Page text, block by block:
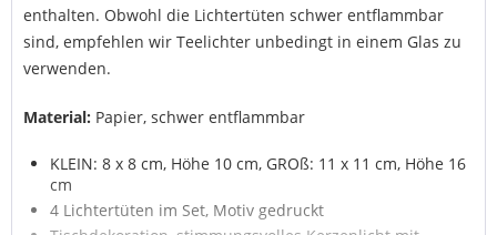
enthalten. Obwohl die Lichtertüten schwer entflammbar
sind, empfehlen wir Teelichter unbedingt in einem Glas zu
verwenden.
Material: Papier, schwer entflammbar
KLEIN: 8 x 8 cm, Höhe 10 cm, GROß: 11 x 11 cm, Höhe 16
cm
4 Lichtertüten im Set, Motiv gedruckt